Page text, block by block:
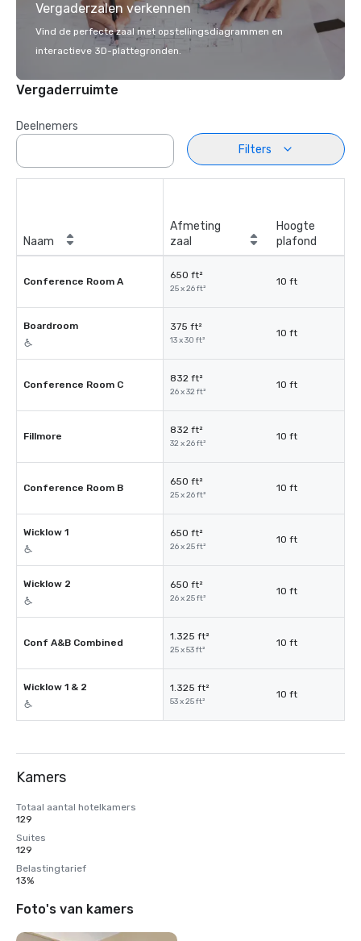
Vergaderzalen verkennen
Vind de perfecte zaal met opstellingsdiagrammen en
interactieve 3D-plattegronden.
Vergaderruimte
Deelnemers
Filters
Naam
Afmeting
zaal
Hoogte
plafond
Conference Room A
650 ft²
25 x 26 ft²
10 ft
Boardroom 375 ft²
13 x 30 ft²
10 ft
Conference Room C
832 ft²
26 x 32 ft²
10 ft
Fillmore
832 ft²
32 x 26 ft²
10 ft
Conference Room B
650 ft²
25 x 26 ft²
10 ft
Wicklow 1 650 ft²
26 x 25 ft²
10 ft
Wicklow 2 650 ft²
26 x 25 ft²
10 ft
Conf A&B Combined
1.325 ft²
25 x 53 ft²
10 ft
Wicklow 1 & 2 1.325 ft²
53 x 25 ft²
10 ft
Kamers
Totaal aantal hotelkamers
129
Suites
129
Belastingtarief
13%
Foto's van kamers